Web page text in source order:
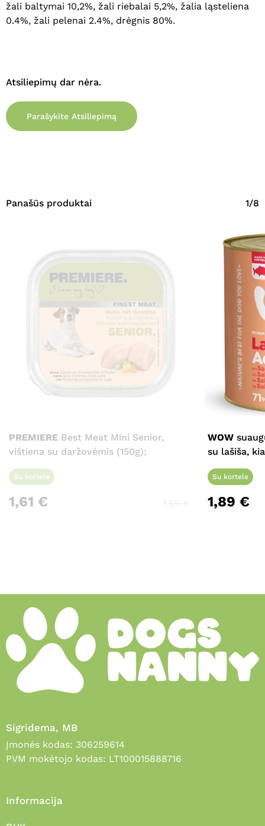
Eiti Į Parduotuvę
žali baltymai 10,2%, žali riebalai 5,2%, žalia ląsteliena
0.4%, žali pelenai 2.4%, drėgnis 80%.
Atsiliepimų dar nėra.
Parašykite Atsiliepimą
Panašūs produktai 1/8
PREMIERE Best Meat Mini Senior,
vištiena su daržovėmis (150g);
Su kortele
1,61 €
WOW
su lašiša,
Su kortele
1,89 €
Sigridema, MB
Įmonės kodas: 306259614
PVM mokėtojo kodas: LT100015888716
Informacija